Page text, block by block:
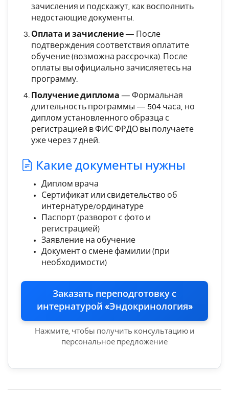
зачисления и подскажут, как восполнить
недостающие документы.
Оплата и зачисление— После
подтверждения соответствия оплатите
обучение (возможна рассрочка). После
оплаты вы официально зачисляетесь на
программу.
Получение диплома — Формальная
длительность программы — 504 часа, но
диплом установленного образца с
регистрацией в ФИС ФРДО вы получаете
уже через 7 дней.
Какие документы нужны
Диплом врача
Сертификат или свидетельство об
интернатуре/ординатуре
Паспорт (разворот с фото и
регистрацией)
Заявление на обучение
Документ о смене фамилии (при
необходимости)
Заказать переподготовку с
интернатурой «Эндокринология»
Нажмите, чтобы получить консультацию и
персональное предложение